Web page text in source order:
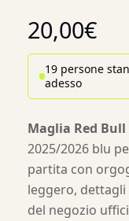
20,00€
19 persone
adesso
Maglia Red
2025/2026 blu
partita con
leggero,
del negozio